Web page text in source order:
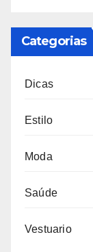
Categorias
Dicas
Estilo
Moda
Saúde
Vestuario